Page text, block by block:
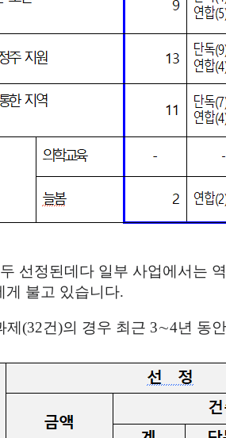
선정된데다 일부 사업에서는
게 불고 있습니다.
제(32건)의 경우 최근 3∼4년 동